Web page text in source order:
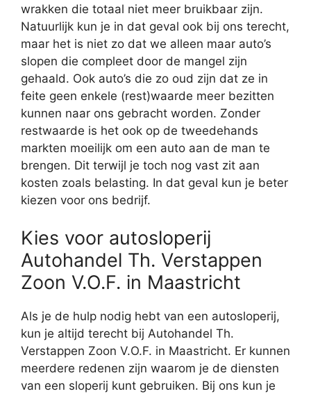
wrakken die totaal niet meer bruikbaar zijn.
Natuurlijk kun je in dat geval ook bij ons terecht,
maar het is niet zo dat we alleen maar auto’s
slopen die compleet door de mangel zijn
gehaald. Ook auto’s die zo oud zijn dat ze in
feite geen enkele (rest)waarde meer bezitten
kunnen naar ons gebracht worden. Zonder
restwaarde is het ook op de tweedehands
markten moeilijk om een auto aan de man te
brengen. Dit terwijl je toch nog vast zit aan
kosten zoals belasting. In dat geval kun je beter
kiezen voor ons bedrijf.
Kies voor autosloperij
Autohandel Th. Verstappen
Zoon V.O.F. in Maastricht
Als je de hulp nodig hebt van een autosloperij,
kun je altijd terecht bij Autohandel Th.
Verstappen Zoon V.O.F. in Maastricht. Er kunnen
meerdere redenen zijn waarom je de diensten
van een sloperij kunt gebruiken. Bij ons kun je